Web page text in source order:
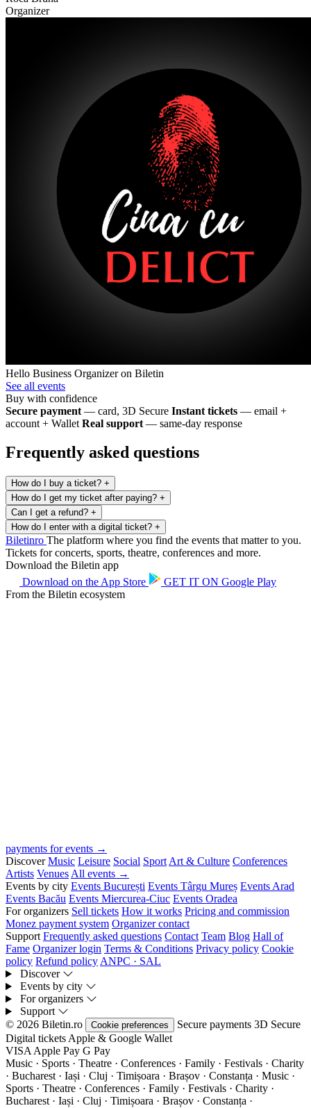
Organizer
Hello Business Organizer on Biletin
See all events
Buy with confidence
Secure payment — card, 3D Secure Instant tickets — email +
account + Wallet Real support — same-day response
Frequently asked questions
How do I buy a ticket? +
How do I get my ticket after paying? +
Can I get a refund? +
How do I enter with a digital ticket? +
Biletinro The platform where you find the events that matter to you.
Tickets for concerts, sports, theatre, conferences and more.
Download the Biletin app
Download on the App Store GET IT ON Google Play
From the Biletin ecosystem
payments for events →
Discover Music Leisure Social Sport Art & Culture Conferences
Artists Venues All events →
Events by city Events București Events Târgu Mureș Events Arad
Events Bacău Events Miercurea-Ciuc Events Oradea
For organizers Sell tickets How it works Pricing and commission
Monez payment system Organizer contact
Support Frequently asked questions Contact Team Blog Hall of
Fame Organizer login Terms & Conditions Privacy policy Cookie
policy Refund policy ANPC · SAL
Discover
Events by city
For organizers
Support
© 2026 Biletin.ro
Cookie preferences Secure payments 3D Secure
Digital tickets Apple & Google Wallet
VISA Apple Pay G Pay
Music · Sports · Theatre · Conferences · Family · Festivals · Charity
· Bucharest · Iași · Cluj · Timișoara · Brașov · Constanța · Music ·
Sports · Theatre · Conferences · Family · Festivals · Charity ·
Bucharest · Iași · Cluj · Timișoara · Brașov · Constanța ·